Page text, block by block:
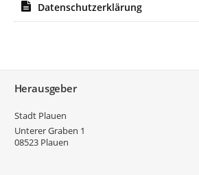
Datenschutzerklärung
Herausgeber
Stadt Plauen
Unterer Graben 1
08523 Plauen